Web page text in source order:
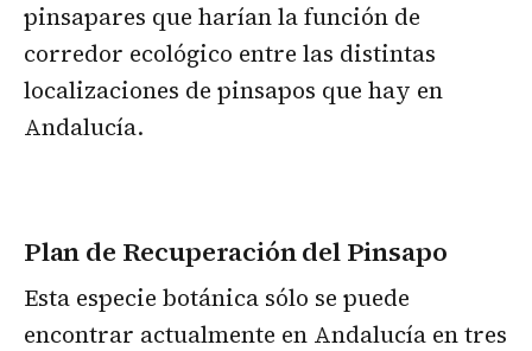
pinsapares que harían la función de
corredor ecológico entre las distintas
localizaciones de pinsapos que hay en
Andalucía.
Plan de Recuperación del Pinsapo
Esta especie botánica sólo se puede
encontrar actualmente en Andalucía en tres